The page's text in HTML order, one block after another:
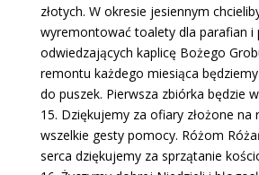
złotych. W okresie jesiennym
wyremontować toalety dla parafian i
odwiedzających kaplicę Bożego
remontu każdego miesiąca
do puszek. Pierwsza zbiórka będzie
15. Dziękujemy za ofiary złożone na
wszelkie gesty pomocy. Różom
serca dziękujemy za sprzątanie